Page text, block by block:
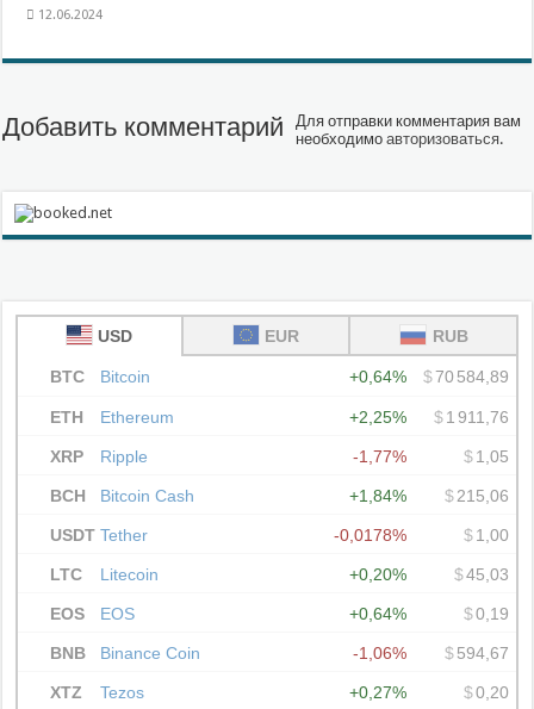
12.06.2024
Добавить комментарий
Для отправки комментария вам
необходимоавторизоваться.